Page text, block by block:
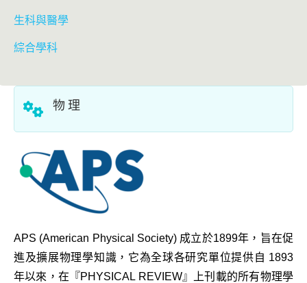
生科與醫學
綜合學科
物 理
APS (American Physical Society) 成立於1899年，旨在促
進及擴展物理學知識，它為全球各研究單位提供自 1893
年以來，在『PHYSICAL REVIEW』上刊載的所有物理學